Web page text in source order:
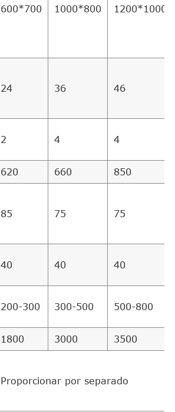
600*700 1000*800 1200*1000
24 36 46
2 4 4
620 660 850
85 75 75
40 40 40
200-300 300-500 500-800
1800 3000 3500
Proporcionar por separado